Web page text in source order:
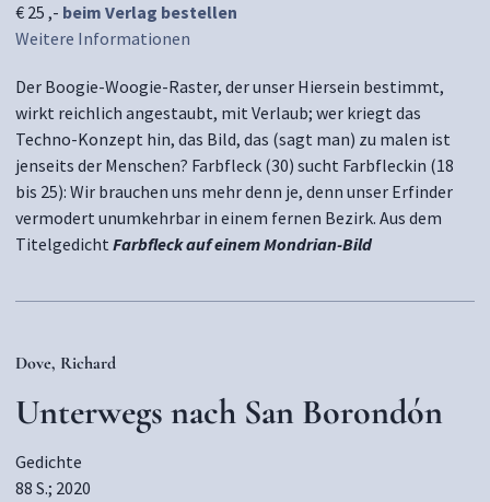
€ 25 ,- beim Verlag bestellen
Weitere Informationen
Der Boogie-Woogie-Raster, der unser Hiersein bestimmt,
wirkt reichlich angestaubt, mit Verlaub; wer kriegt das
Techno-Konzept hin, das Bild, das (sagt man) zu malen ist
jenseits der Menschen? Farbfleck (30) sucht Farbfleckin (18
bis 25): Wir brauchen uns mehr denn je, denn unser Erfinder
vermodert unumkehrbar in einem fernen Bezirk. Aus dem
Titelgedicht Farbfleck auf einem Mondrian-Bild
Dove, Richard
Unterwegs nach San Borondón
Gedichte
88 S.; 2020